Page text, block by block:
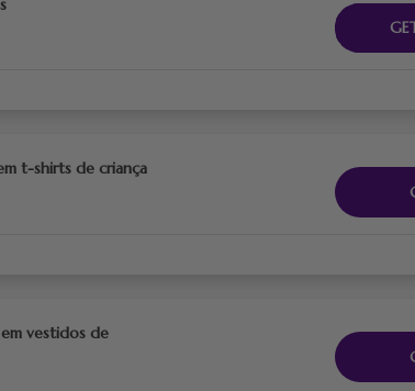
t-shirts de criança
vestidos de